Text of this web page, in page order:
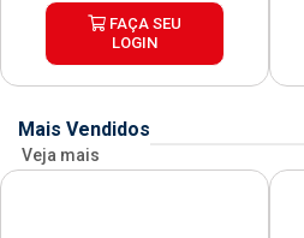
FAÇA SEU
LOGIN
Mais Vendidos
Veja mais